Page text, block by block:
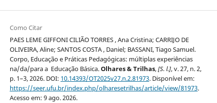
Como Citar
PAES LEME GIFFONI CILIÃO TORRES , Ana Cristina; CARRIJO DE
OLIVEIRA, Aline; SANTOS COSTA , Daniel; BASSANI, Tiago Samuel.
Corpo, Educação e Práticas Pedagógicas: múltiplas experiências
na/da/para a Educação Básica.Olhares & Trilhas,[S. l.], v. 27, n. 2,
p. 1–3, 2026. DOI: 10.14393/OT2025v27.n.2.81973. Disponível em:
https://seer.ufu.br/index.php/olharesetrilhas/article/view/81973.
Acesso em: 9 ago. 2026.